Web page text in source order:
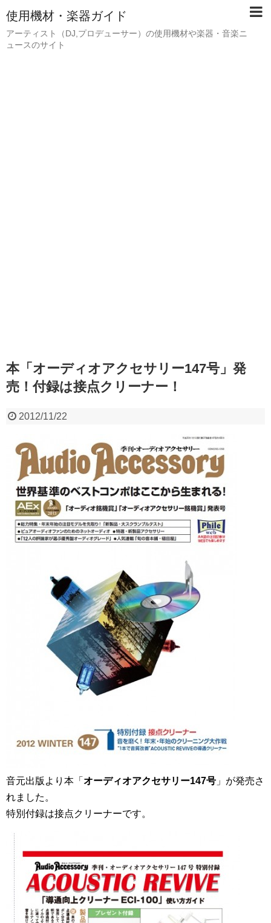
使用機材・楽器ガイド
アーティスト（DJ,プロデューサー）の使用機材や楽器・音楽ニ
ュースのサイト
本「オーディオアクセサリー147号」発
売！付録は接点クリーナー！
2012/11/22
音元出版より本「 オーディオアクセサリー147号 」が発売さ
れました。
特別付録は接点クリーナーです。